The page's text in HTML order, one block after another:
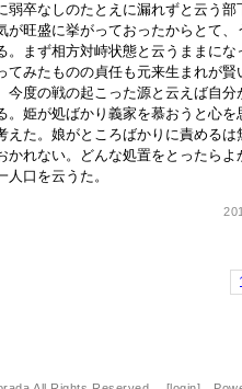
卒なしのたとえに漏れずと云う
が旺盛に挙がっておったからとて
。まず相方対峙状態と云うままに
てみたものの貞任も元来生まれが
今度の戦の起こった源と云えば自
。姫が処ばかり義家を慕おうと心
えた。娘がところばかりに責める
かれない。どんな処置をとったら
人口を云うた。